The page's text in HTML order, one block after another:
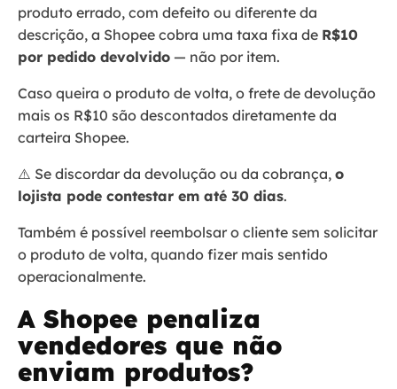
produto errado, com defeito ou diferente da
descrição, a Shopee cobra uma taxa fixa de R$10
por pedido devolvido — não por item.
Caso queira o produto de volta, o frete de devolução
mais os R$10 são descontados diretamente da
carteira Shopee.
⚠️ Se discordar da devolução ou da cobrança, o
lojista pode contestar em até 30 dias.
Também é possível reembolsar o cliente sem solicitar
o produto de volta, quando fizer mais sentido
operacionalmente.
A Shopee penaliza
vendedores que não
enviam produtos?